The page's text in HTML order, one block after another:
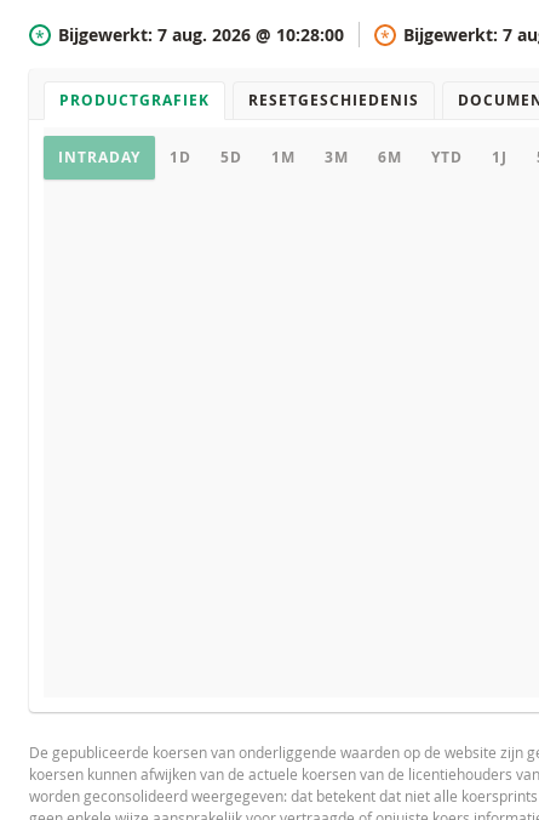
* Bijgewerkt: 7 aug. 2026 @ 10:28:00 * Bijgewerkt: 7
PRODUCTGRAFIEK RESETGESCHIEDENIS
Productgrafiek
INTRADAY 1D 5D 1M 3M 6M YTD 1J
DATUM TYPE RESET
7 aug. 2026 07:53 Einde dag
6 aug. 2026 22:25
Einde dag
BROCHURE
Nederlands (Nederland)
PRODUCT PROJECTIONS
Some helper text for the product price projections, financial
UNDERLYING PRICE
De gepubliceerde koersen van onderliggende waarden op de website zijn
koersen kunnen afwijken van de actuele koersen van de licentiehouders
worden geconsolideerd weergegeven: dat betekent dat niet alle